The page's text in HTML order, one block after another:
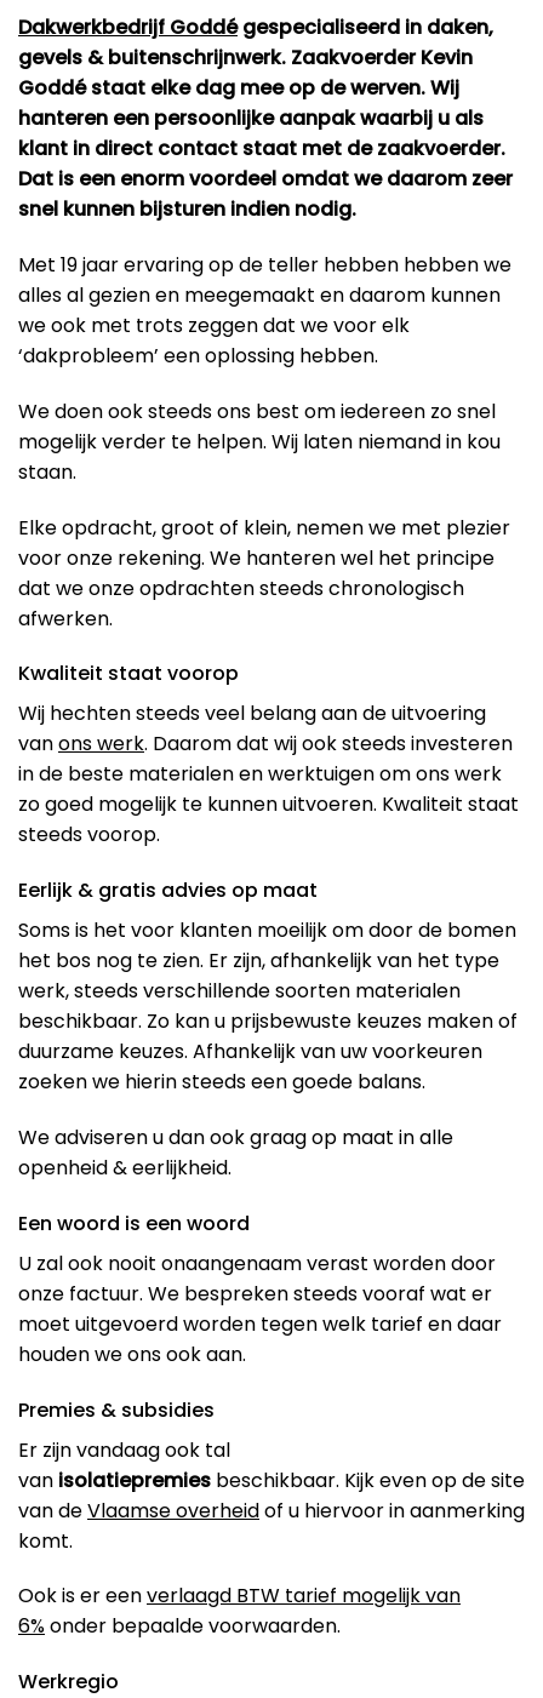
Dakwerkbedrijf Goddégespecialiseerd in daken,
gevels & buitenschrijnwerk. Zaakvoerder Kevin
Goddé staat elke dag mee op de werven. Wij
hanteren een persoonlijke aanpak waarbij u als
klant in direct contact staat met de zaakvoerder.
Dat is een enorm voordeel omdat we daarom zeer
snel kunnen bijsturen indien nodig.
Met 19 jaar ervaring op de teller hebben hebben we
alles al gezien en meegemaakt en daarom kunnen
we ook met trots zeggen dat we voor elk
‘dakprobleem’ een oplossing hebben.
We doen ook steeds ons best om iedereen zo snel
mogelijk verder te helpen. Wij laten niemand in kou
staan.
Elke opdracht, groot of klein, nemen we met plezier
voor onze rekening. We hanteren wel het principe
dat we onze opdrachten steeds chronologisch
afwerken.
Kwaliteit staat voorop
Wij hechten steeds veel belang aan de uitvoering
vanons werk. Daarom dat wij ook steeds investeren
in de beste materialen en werktuigen om ons werk
zo goed mogelijk te kunnen uitvoeren. Kwaliteit staat
steeds voorop.
Eerlijk & gratis advies op maat
Soms is het voor klanten moeilijk om door de bomen
het bos nog te zien. Er zijn, afhankelijk van het type
werk, steeds verschillende soorten materialen
beschikbaar. Zo kan u prijsbewuste keuzes maken of
duurzame keuzes. Afhankelijk van uw voorkeuren
zoeken we hierin steeds een goede balans.
We adviseren u dan ook graag op maat in alle
openheid & eerlijkheid.
Een woord is een woord
U zal ook nooit onaangenaam verast worden door
onze factuur. We bespreken steeds vooraf wat er
moet uitgevoerd worden tegen welk tarief en daar
houden we ons ook aan.
Premies & subsidies
Er zijn vandaag ook tal
van isolatiepremies beschikbaar. Kijk even op de site
van deVlaamse overheidof u hiervoor in aanmerking
komt.
Ook is er eenverlaagd BTW tarief mogelijk van
6%onder bepaalde voorwaarden.
Werkregio